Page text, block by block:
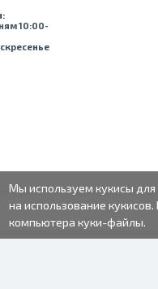
10:00-
Мы используем кукисы
на использование
компьютера куки-файлы.